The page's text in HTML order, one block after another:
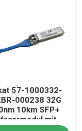
57-1000332-
000238 32G
10km SFP+
mit